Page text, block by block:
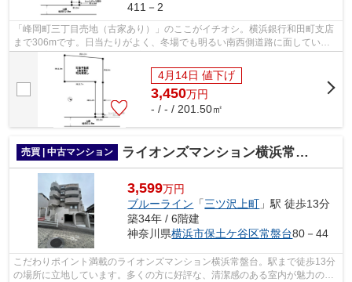
411－2
「峰岡町三丁目売地（古家あり）」のここがイチオシ。横浜銀行和田町支店
まで306mです。日当たりがよく、冬場でも明るい南西側道路に面していま
す。車庫・玄関・階段・地下室を建物と...
4月14日 値下げ
3,450万円
- / - / 201.50㎡
売買 | 中古マンション ライオンズマンション横浜常盤台
3,599万円
ブルーライン 「三ツ沢上町 」駅 徒歩13分
築34年 / 6階建
神奈川県横浜市保土ケ谷区常盤台80－44
こだわりポイント満載のライオンズマンション横浜常盤台。駅まで徒歩13分
の場所に立地しています。多くの方に好評な、清潔感のある室内が魅力の中